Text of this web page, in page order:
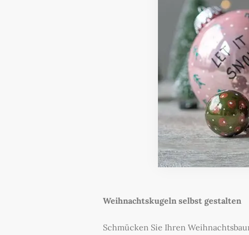
Weihnachtskugeln selbst gestalten
Schmücken Sie Ihren